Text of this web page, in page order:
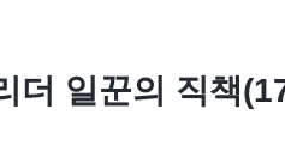
더 일꾼의 직책